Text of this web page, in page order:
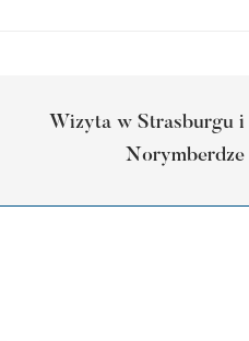
Wizyta w Strasburgu i
Norymberdze